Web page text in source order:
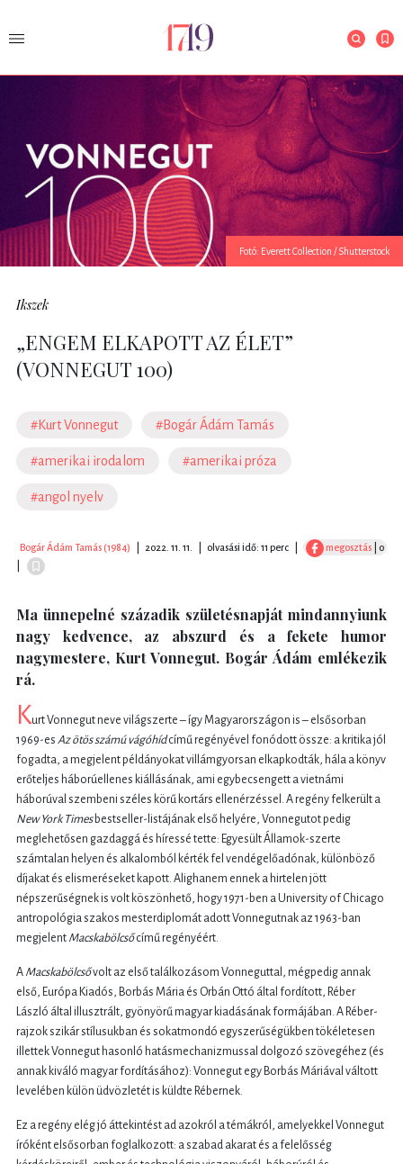
Fotó: Everett Collection / Shutterstock
Ikszek
„ENGEM ELKAPOTT AZ ÉLET”
(VONNEGUT 100)
#Kurt Vonnegut #Bogár Ádám Tamás
#amerikai irodalom #amerikai próza
#angol nyelv
Bogár Ádám Tamás (1984) 2022. 11. 11. olvasási idő: 11 perc megosztás | 0
Ma ünnepelné századik születésnapját mindannyiunk
nagy kedvence, az abszurd és a fekete humor
nagymestere, Kurt Vonnegut. Bogár Ádám emlékezik
rá.
Kurt Vonnegut neve világszerte – így Magyarországon is – elsősorban
1969-es Az ötös számú vágóhídcímű regényével fonódott össze: a kritika jól
fogadta, a megjelent példányokat villámgyorsan elkapkodták, hála a könyv
erőteljes háborúellenes kiállásának, ami egybecsengett a vietnámi
háborúval szembeni széles körű kortárs ellenérzéssel. A regény felkerült a
New York Timesbestseller-listájának első helyére, Vonnegutot pedig
meglehetősen gazdaggá és híressé tette: Egyesült Államok-szerte
számtalan helyen és alkalomból kérték fel vendégelőadónak, különböző
díjakat és elismeréseket kapott. Alighanem ennek a hirtelen jött
népszerűségnek is volt köszönhető, hogy 1971-ben a University of Chicago
antropológia szakos mesterdiplomát adott Vonnegutnak az 1963-ban
megjelent Macskabölcsőcímű regényéért.
A Macskabölcsővolt az első találkozásom Vonneguttal, mégpedig annak
első, Európa Kiadós, Borbás Mária és Orbán Ottó által fordított, Réber
László által illusztrált, gyönyörű magyar kiadásának formájában. A Réber-
rajzok szikár stílusukban és sokatmondó egyszerűségükben tökéletesen
illettek Vonnegut hasonló hatásmechanizmussal dolgozó szövegéhez (és
annak kiváló magyar fordításához): Vonnegut egy Borbás Máriával váltott
levelében külön üdvözletét is küldte Rébernek.
Ez a regény elég jó áttekintést ad azokról a témákról, amelyekkel Vonnegut
íróként elsősorban foglalkozott: a szabad akarat és a felelősség